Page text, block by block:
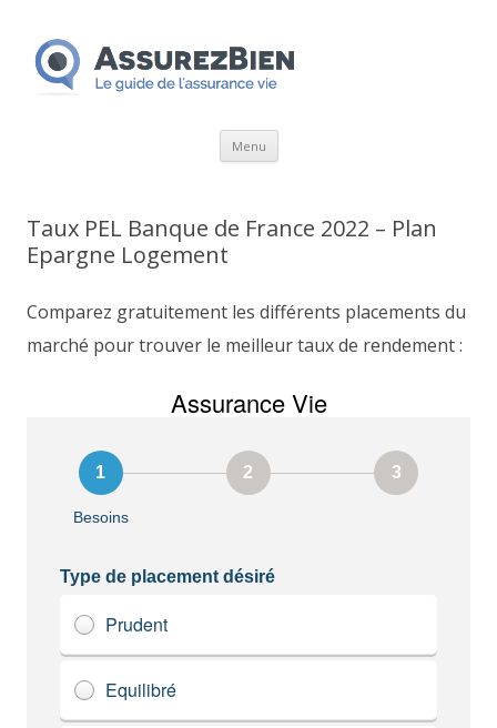
Menu Aller
Taux PEL Banque de France 2022 – Plan
Epargne Logement
Comparez gratuitement les différents placements du
marché pour trouver le meilleur taux de rendement :